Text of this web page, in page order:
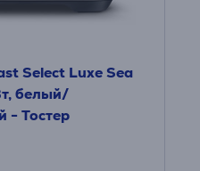
Select Luxe Sea
белый/
- Тостер